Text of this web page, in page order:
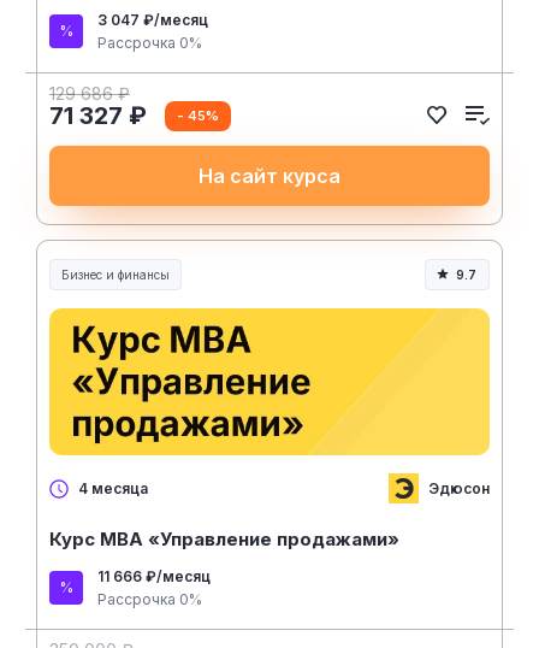
3 047 ₽/месяц
Рассрочка 0%
129 686 ₽
71 327 ₽ - 45%
На сайт курса
Бизнес и финансы 9.7
4 месяца Эдюсон
Курс МВА «Управление продажами»
11 666 ₽/месяц
Рассрочка 0%